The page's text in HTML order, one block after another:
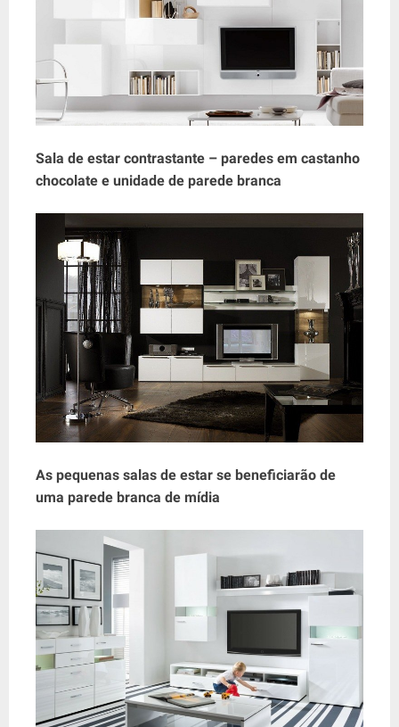
Sala de estar contrastante – paredes em castanho
chocolate e unidade de parede branca
As pequenas salas de estar se beneficiarão de
uma parede branca de mídia